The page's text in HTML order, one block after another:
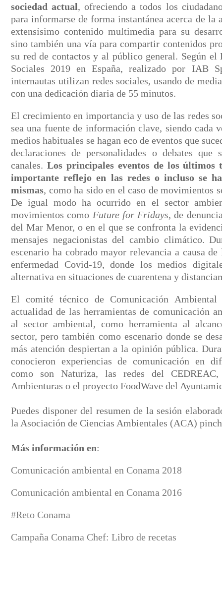
sociedad actual, ofreciendo a todos los
para informarse de forma instantánea acerca de la
extensísimo contenido multimedia para su
sino también una vía para compartir contenidos
su red de contactos y al público general. Según el
Sociales 2019 en España, realizado por IAB
internautas utilizan redes sociales, usando de
con una dedicación diaria de 55 minutos.
El crecimiento en importancia y uso de las redes
sea una fuente de información clave, siendo cada
medios habituales se hagan eco de eventos que
declaraciones de personalidades o debates que
canales. Los principales eventos de los últimos
importante reflejo en las redes o incluso se
mismas, como ha sido en el caso de movimientos
De igual modo ha ocurrido en el sector
movimientos como Future for Fridays, de
del Mar Menor, o en el que se confronta la
mensajes negacionistas del cambio climático.
escenario ha cobrado mayor relevancia a causa
enfermedad Covid-19, donde los medios
alternativa en situaciones de cuarentena y
El comité técnico de Comunicación
actualidad de las herramientas de comunicación
al sector ambiental, como herramienta al
sector, pero también como escenario donde se
más atención despiertan a la opinión pública.
conocieron experiencias de comunicación en
como son Naturiza, las redes del
Ambienturas o el proyecto FoodWave del
Puedes disponer del resumen de la sesión
la Asociación de Ciencias Ambientales (ACA)
Más información en:
Comunicación ambiental en Conama 2018
Comunicación ambiental en Conama 2016
#Reto Conama
Campaña Conama Chef: Libro de recetas